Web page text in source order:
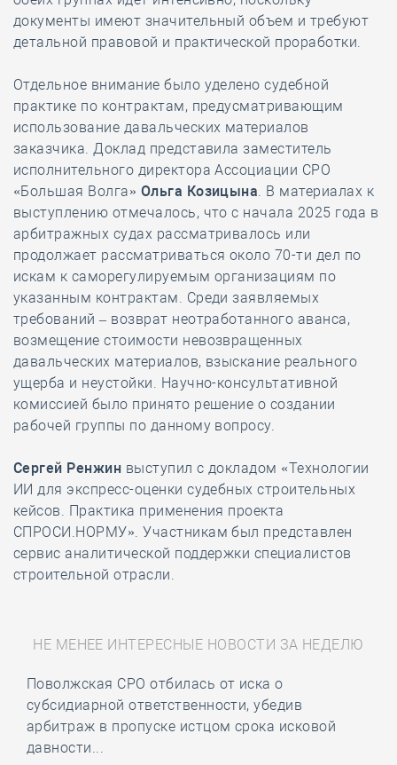
документы имеют значительный объем и требуют
детальной правовой и практической проработки.
Отдельное внимание было уделено судебной
практике по контрактам, предусматривающим
использование давальческих материалов
заказчика. Доклад представила заместитель
исполнительного директора Ассоциации СРО
«Большая Волга» Ольга Козицына . В материалах к
выступлению отмечалось, что с начала 2025 года в
арбитражных судах рассматривалось или
продолжает рассматриваться около 70-ти дел по
искам к саморегулируемым организациям по
указанным контрактам. Среди заявляемых
требований – возврат неотработанного аванса,
возмещение стоимости невозвращенных
давальческих материалов, взыскание реального
ущерба и неустойки. Научно-консультативной
комиссией было принято решение о создании
рабочей группы по данному вопросу.
Сергей Ренжин выступил с докладом «Технологии
ИИ для экспресс-оценки судебных строительных
кейсов. Практика применения проекта
СПРОСИ.НОРМУ». Участникам был представлен
сервис аналитической поддержки специалистов
строительной отрасли.
НЕ МЕНЕЕ ИНТЕРЕСНЫЕ НОВОСТИ ЗА НЕДЕЛЮ
Поволжская СРО отбилась от иска о
субсидиарной ответственности, убедив
арбитраж в пропуске истцом срока исковой
давности...